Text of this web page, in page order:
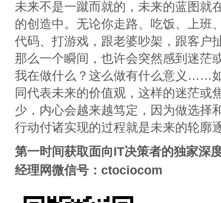
未来不是一蹴而就的，未来的蓝图就
的创造中。无论你走路、吃饭、上班
代码、打游戏，跟老婆吵架，跟客
那么一个瞬间，也许会突然感到迷茫
我在做什么？这么做有什么意义……
同代表未来的价值观，这样的迷茫或
少，内心会越来越笃定，因为做选择
行动付诸实现的过程就是未来的轮廓
第一时间获取面向IT决策者的独家深
经理网微信号：ctociocom